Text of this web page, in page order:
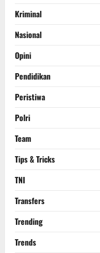
Kriminal
Nasional
Opini
Pendidikan
Peristiwa
Polri
Team
Tips & Tricks
TNI
Transfers
Trending
Trends